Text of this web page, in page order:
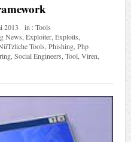
2013 in :Tools
News Exploiter, Exploits
Tools Phishing, Php
, Social Engineers Tool, Viren